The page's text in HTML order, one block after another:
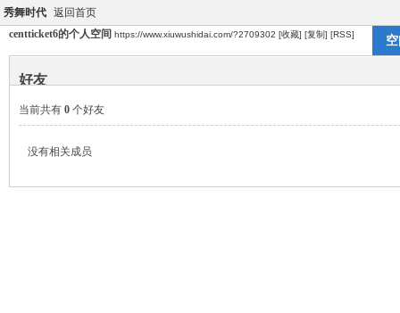
秀舞时代 返回首页
centticket6的个人空间 https://www.xiuwushidai.com/?2709302 [收藏] [复制] [RSS]
好友
当前共有 0 个好友
没有相关成员